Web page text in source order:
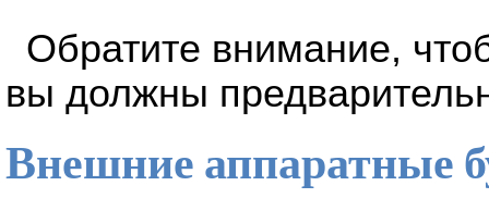
Обратите внимание,
вы должны
Внешние аппаратные